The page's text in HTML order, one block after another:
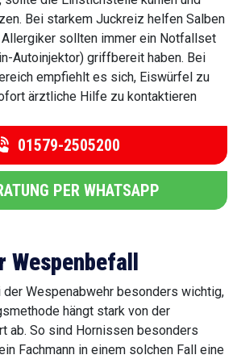
Bei starkem Juckreiz helfen Salben
sollten immer ein Notfallset
Autoinjektor) griffbereit haben. Bei
empfiehlt es sich, Eiswürfel zu
ärztliche Hilfe zu kontaktieren
01579-2505200
PER WHATSAPP
Wespenabwehr besonders wichtig,
hängt stark von der
ab. So sind Hornissen besonders
Fachmann in einem solchen Fall eine